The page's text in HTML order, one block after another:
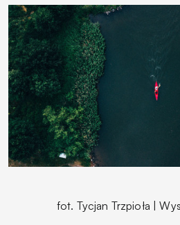
fot. Tycjan Trzpioła |